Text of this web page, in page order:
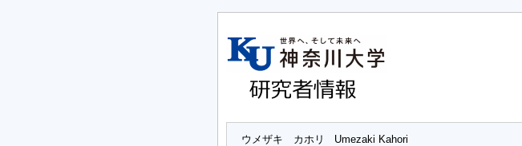
ウメザキ カホリ Umezaki Kahori